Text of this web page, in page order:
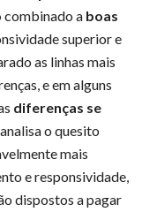
combinado a boas
superior e
as linhas mais
e em alguns
diferenças se
o quesito
mais
e responsividade,
dispostos a pagar